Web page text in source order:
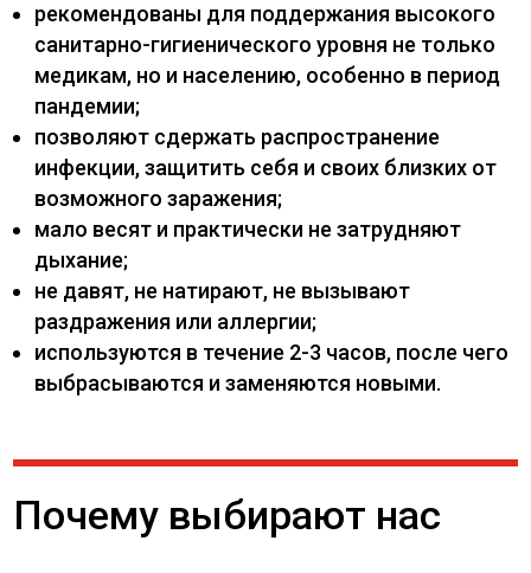
рекомендованы для поддержания высокого
санитарно-гигиенического уровня не только
медикам, но и населению, особенно в период
пандемии;
позволяют сдержать распространение
инфекции, защитить себя и своих близких от
возможного заражения;
мало весят и практически не затрудняют
дыхание;
не давят, не натирают, не вызывают
раздражения или аллергии;
используются в течение 2-3 часов, после чего
выбрасываются и заменяются новыми.
Почему выбирают нас